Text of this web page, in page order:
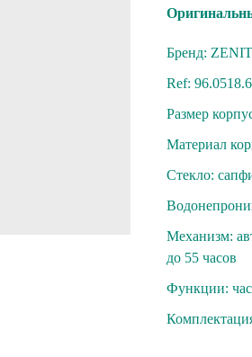
Бренд:
Ref:
Размер
Материал
Стекло:
Механизм:
дo 55 чаcов
Функции: